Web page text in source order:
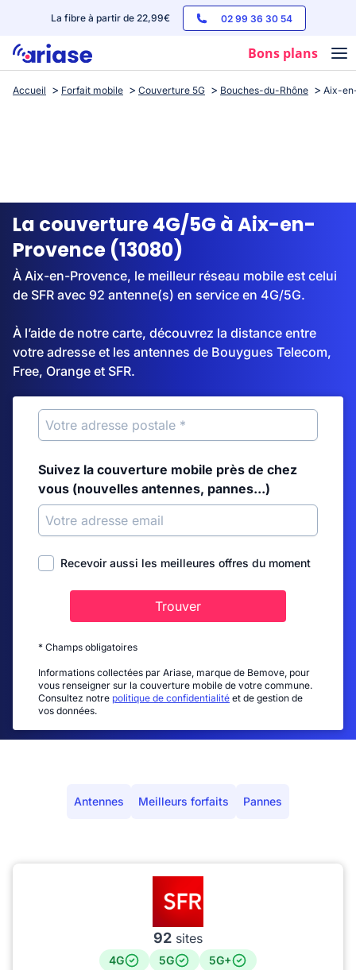
La fibre à partir de 22,99€ 02 99 36 30 54
Bons plans
Box internet
Streaming
Accueil Forfait mobile Couverture 5G Bouches-du-Rhône Aix-
La couverture 4G/5G à Aix-en-
Provence (13080)
À Aix-en-Provence, le meilleur réseau mobile est celui
de SFR avec 92 antenne(s) en service en 4G/5G.
À l’aide de notre carte, découvrez la distance entre
votre adresse et les antennes de Bouygues Telecom,
Free, Orange et SFR.
Suivez la couverture mobile près de chez
vous (nouvelles antennes, pannes...)
Recevoir aussi les meilleures offres du moment
Trouver
* Champs obligatoires
Informations collectées par Ariase, marque de Bemove, pour
vous renseigner sur la couverture mobile de votre commune.
Consultez notre politique de confidentialité et de gestion de
vos données.
Antennes Meilleurs forfaits Pannes
92 sites
4G 5G
5G+